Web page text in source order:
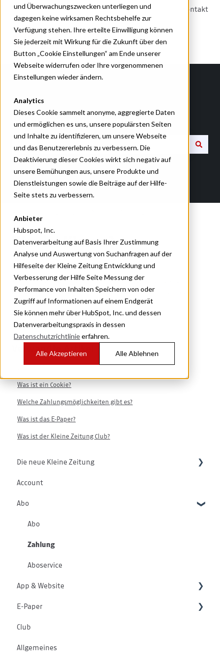
und Überwachungszwecken unterliegen und
dagegen keine wirksamen Rechtsbehelfe zur
Verfügung stehen. Ihre erteilte Einwilligung können
Sie jederzeit mit Wirkung für die Zukunft über den
Button „Cookie Einstellungen“ am Ende unserer
Webseite widerrufen oder Ihre vorgenommenen
Einstellungen wieder ändern.
Analytics
Dieses Cookie sammelt anonyme, aggregierte Daten
und ermöglichen es uns, unsere populärsten Seiten
und Inhalte zu identifizieren, um unsere Webseite
und das Benutzererlebnis zu verbessern. Die
Deaktivierung dieser Cookies wirkt sich negativ auf
unsere Bemühungen aus, unsere Produkte und
Dienstleistungen sowie die Beiträge auf der Hilfe-
Seite stets zu verbessern.
Anbieter
Hubspot, Inc.
Datenverarbeitung auf Basis Ihrer Zustimmung
Analyse und Auswertung von Suchanfragen auf der
Hilfeseite der Kleine Zeitung Entwicklung und
Verbesserung der Hilfe Seite Messung der
Performance von Inhalten Speichern von oder
Zugriff auf Informationen auf einem Endgerät
Sie können mehr über HubSpot, Inc. und dessen
Datenverarbeitungspraxis in dessen
Datenschutzrichtlinieerfahren.
Alle Akzeptieren Alle Ablehnen
Kontakt
Wie können wir Ihnen helfen?
Es gibt keine Vorschläge, da das Suchfeld leer ist.
Was ist Klarna?
Klarna ist ein Service, das wir für den Bezahlvorgang
einsetzen. Weitere Informationen zu Klarna finden Sie
auchhier.
Verwandte Artikel
Was ist ein Cookie?
Welche Zahlungsmöglichkeiten gibt es?
Was ist das E-Paper?
Was ist der Kleine Zeitung Club?
Die neue Kleine Zeitung
Start in die neue Kleine Zeitung
Funktionalitäten
Account
Abo
Abo
Zahlung
Aboservice
App & Website
App
Website
Kommentare
E-Paper
E-Paper Allgemein
E-Paper Web
Club
Allgemeines